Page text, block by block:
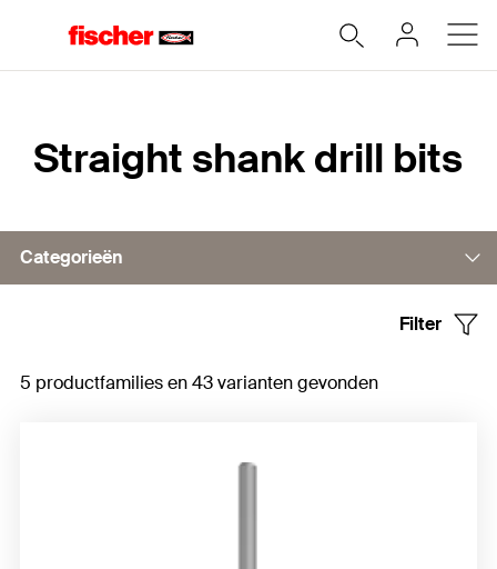
Straight shank drill bits
Categorieën
Houtboor
Filter
5 productfamilies en 43 varianten gevonden